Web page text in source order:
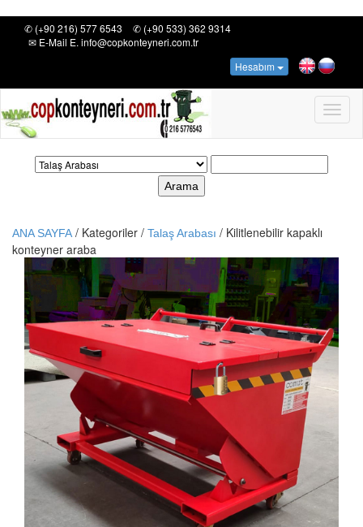
✆ (+90 216) 577 6543
✆ (+90 533) 362 9314
✉ E-Mail E. info@copkonteyneri.com.tr
Hesabım
Arama
ANA SAYFA / Kategoriler / Talaş Arabası / Kilitlenebilir kapaklı
konteyner araba